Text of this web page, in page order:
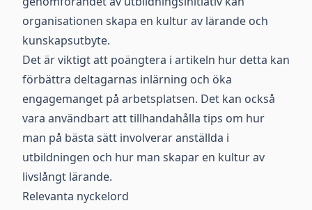
organisationen skapa en kultur av lärande och
kunskapsutbyte.
Det är viktigt att poängtera i artikeln hur detta kan
förbättra deltagarnas inlärning och öka
engagemanget på arbetsplatsen. Det kan också
vara användbart att tillhandahålla tips om hur
man på bästa sätt involverar anställda i
utbildningen och hur man skapar en kultur av
livslångt lärande.
Relevanta nyckelord